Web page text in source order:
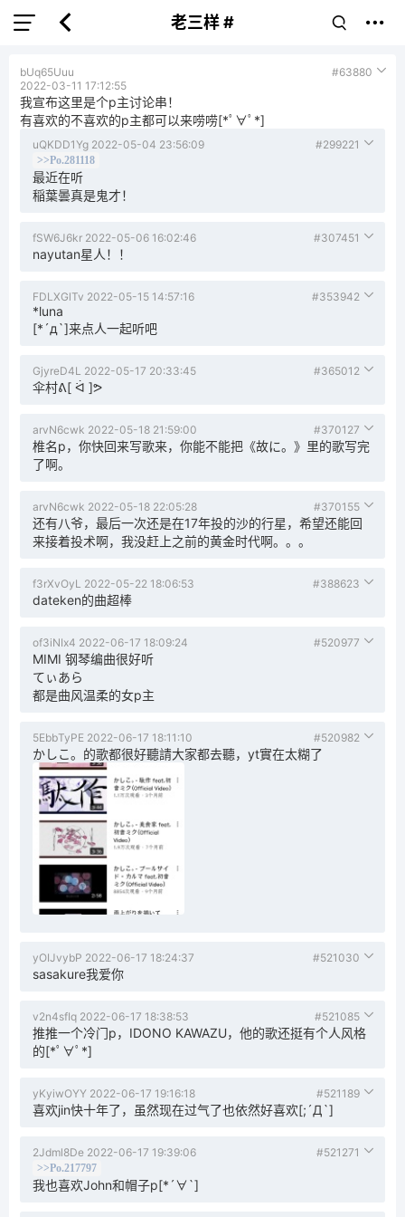
老三样 #
bUq65Uuu
#63880
2022-03-11 17:12:55
我宣布这里是个p主讨论串！
有喜欢的不喜欢的p主都可以来唠唠[*ﾟ∀ﾟ*]
uQKDD1Yg 2022-05-04 23:56:09 #299221
>>Po.281118
最近在听
稲葉曇真是鬼才！
fSW6J6kr 2022-05-06 16:02:46 #307451
nayutan星人！！
FDLXGlTv 2022-05-15 14:57:16 #353942
*luna
[*´д`]来点人一起听吧
GjyreD4L 2022-05-17 20:33:45 #365012
伞村ᕕ[ ᐛ ]ᕗ
arvN6cwk 2022-05-18 21:59:00 #370127
椎名p，你快回来写歌来，你能不能把《故に。》里的歌写完
了啊。
arvN6cwk 2022-05-18 22:05:28 #370155
还有八爷，最后一次还是在17年投的沙的行星，希望还能回
来接着投术啊，我没赶上之前的黄金时代啊。。。
f3rXvOyL 2022-05-22 18:06:53 #388623
dateken的曲超棒
of3iNIx4 2022-06-17 18:09:24 #520977
MIMI 钢琴编曲很好听
てぃあら
都是曲风温柔的女p主
5EbbTyPE 2022-06-17 18:11:10 #520982
かしこ。的歌都很好聽請大家都去聽，yt實在太糊了
yOIJvybP 2022-06-17 18:24:37 #521030
sasakure我爱你
v2n4sfIq 2022-06-17 18:38:53 #521085
推推一个冷门p，IDONO KAWAZU，他的歌还挺有个人风格
的[*ﾟ∀ﾟ*]
yKyiwOYY 2022-06-17 19:16:18 #521189
喜欢jin快十年了，虽然现在过气了也依然好喜欢[;´Д`]
2Jdml8De 2022-06-17 19:39:06 #521271
>>Po.217797
我也喜欢John和帽子p[*´∀`]